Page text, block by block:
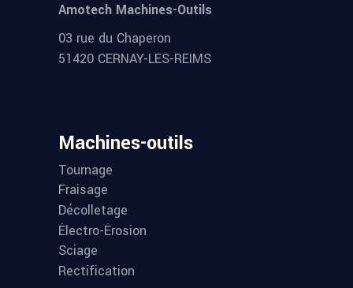
Amotech Machines-Outils
03 rue du Chaperon
51420 CERNAY-LES-REIMS
Machines-outils
Tournage
Fraisage
Décolletage
Électro-Érosion
Sciage
Rectification